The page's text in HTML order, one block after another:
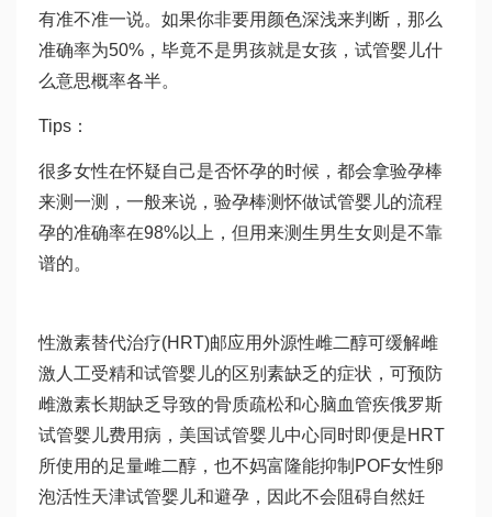
有准不准一说。如果你非要用颜色深浅来判断，那么
准确率为50%，毕竟不是男孩就是女孩， 试管婴儿什
么意思概率各半。
Tips：
很多女性在怀疑自己是否怀孕的时候，都会拿验孕棒
来测一测，一般来说，验孕棒测怀做试管婴儿的流程
孕的准确率在98%以上，但用来测生男生女则是不靠
谱的。
性激素替代治疗(HRT)邮应用外源性雌二醇可缓解雌
激人工受精和试管婴儿的区别 素缺乏的症状，可预防
雌激素长期缺乏导致的骨质疏松和心脑血管疾俄罗斯
试管婴儿费用病，美国试管婴儿中心同时即便是HRT
所使用的足量雌二醇，也不妈富隆能抑制POF女性卵
泡活性天津试管婴儿和避孕，因此不会阻碍自然妊